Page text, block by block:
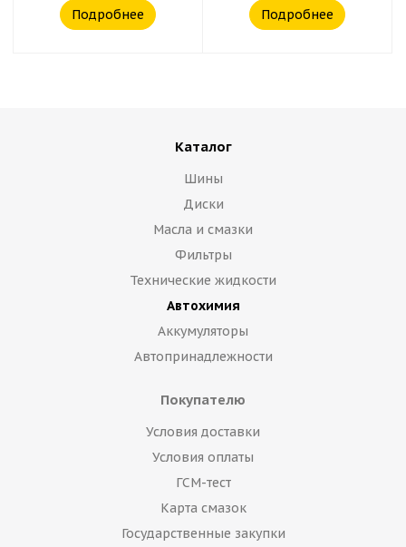
Подробнее Подробнее
Каталог
Шины
Диски
Масла и смазки
Фильтры
Технические жидкости
Автохимия
Аккумуляторы
Автопринадлежности
Покупателю
Условия доставки
Условия оплаты
ГСМ-тест
Карта смазок
Государственные закупки